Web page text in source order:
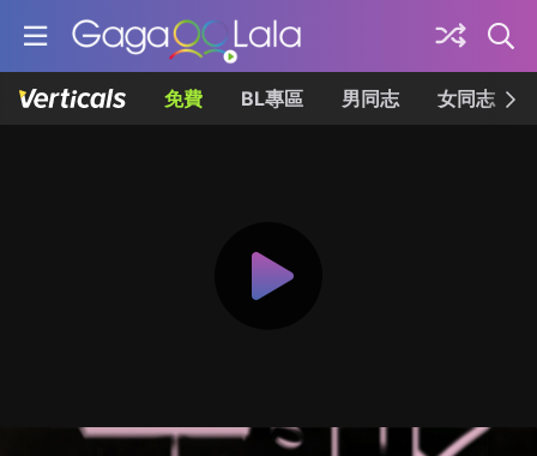
免費 BL專區 男同志 女同志